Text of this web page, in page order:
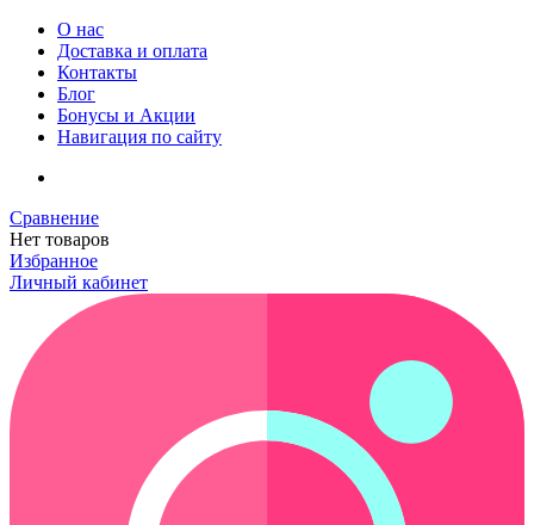
О нас
Доставка и оплата
Контакты
Блог
Бонусы и Акции
Навигация по сайту
Сравнение
Нет товаров
Избранное
Личный кабинет